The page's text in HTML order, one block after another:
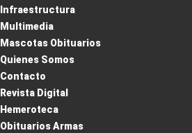
Infraestructura
Multimedia
Mascotas Obituarios
Quienes Somos
Contacto
Revista Digital
Hemeroteca
Obituarios Armas